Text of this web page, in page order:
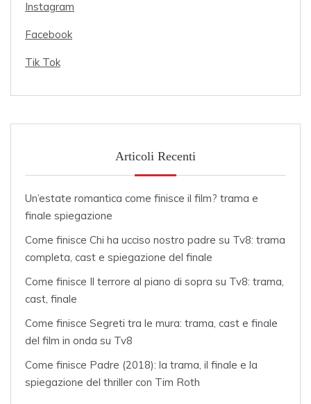
Instagram
Facebook
Tik Tok
Articoli Recenti
Un’estate romantica come finisce il film? trama e
finale spiegazione
Come finisce Chi ha ucciso nostro padre su Tv8: trama
completa, cast e spiegazione del finale
Come finisce Il terrore al piano di sopra su Tv8: trama,
cast, finale
Come finisce Segreti tra le mura: trama, cast e finale
del film in onda su Tv8
Come finisce Padre (2018): la trama, il finale e la
spiegazione del thriller con Tim Roth